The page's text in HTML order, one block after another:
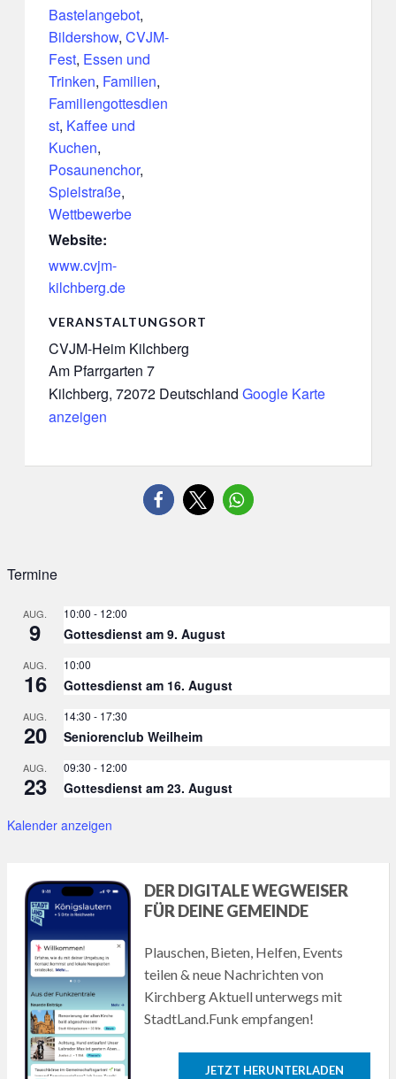
Bastelangebot,
Bildershow, CVJM-
Fest, Essen und
Trinken, Familien,
Familiengottesdien
st, Kaffee und
Kuchen,
Posaunenchor,
Spielstraße,
Wettbewerbe
Website:
www.cvjm-
kilchberg.de
VERANSTALTUNGSORT
CVJM-Heim Kilchberg
Am Pfarrgarten 7
Kilchberg, 72072 Deutschland Google Karte
anzeigen
Termine
AUG.
9
10:00 - 12:00
Gottesdienst am 9. August
AUG.
16
10:00
Gottesdienst am 16. August
AUG.
20
14:30 - 17:30
Seniorenclub Weilheim
AUG.
23
09:30 - 12:00
Gottesdienst am 23. August
Kalender anzeigen
DER DIGITALE WEGWEISER
FÜR DEINE GEMEINDE
Plauschen, Bieten, Helfen, Events
teilen & neue Nachrichten von
Kirchberg Aktuell unterwegs mit
StadtLand.Funk empfangen!
JETZT HERUNTERLADEN